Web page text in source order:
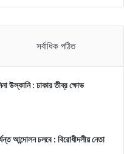
সর্বাধিক পঠিত
উস্কানি : ঢাকার তীব্র ক্ষোভ
আন্দোলন চলবে : বিরোধীদলীয় নেতা